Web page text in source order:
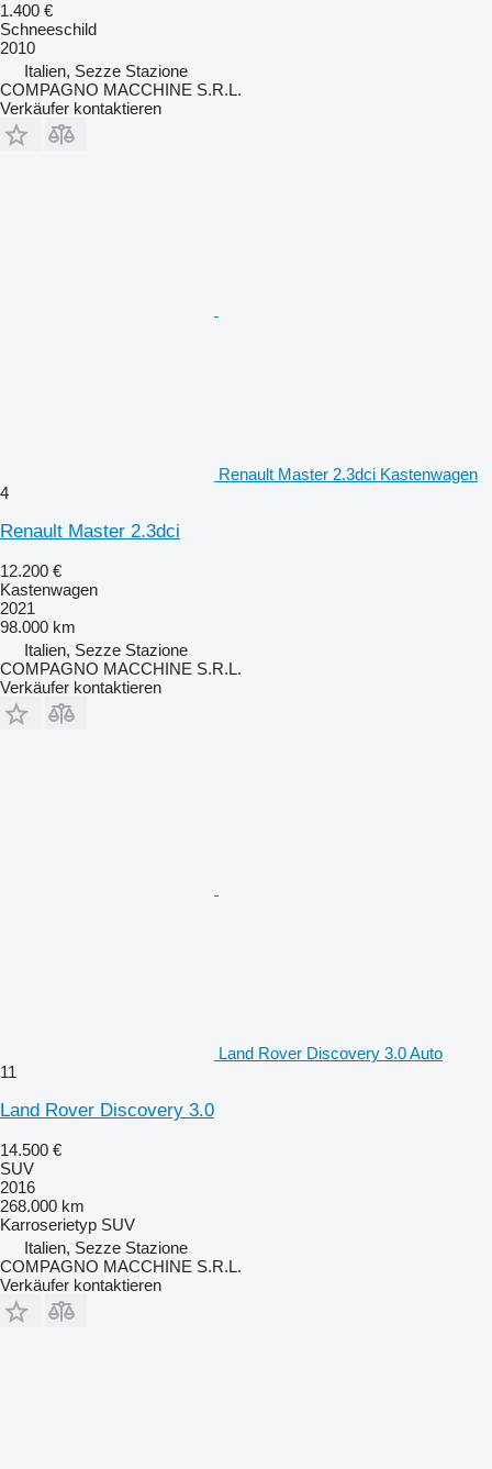
1.400 €
Schneeschild
2010
Italien, Sezze Stazione
COMPAGNO MACCHINE S.R.L.
Verkäufer kontaktieren
Renault Master 2.3dci Kastenwagen
4
Renault Master 2.3dci
12.200 €
Kastenwagen
2021
98.000 km
Italien, Sezze Stazione
COMPAGNO MACCHINE S.R.L.
Verkäufer kontaktieren
Land Rover Discovery 3.0 Auto
11
Land Rover Discovery 3.0
14.500 €
SUV
2016
268.000 km
Karroserietyp SUV
Italien, Sezze Stazione
COMPAGNO MACCHINE S.R.L.
Verkäufer kontaktieren